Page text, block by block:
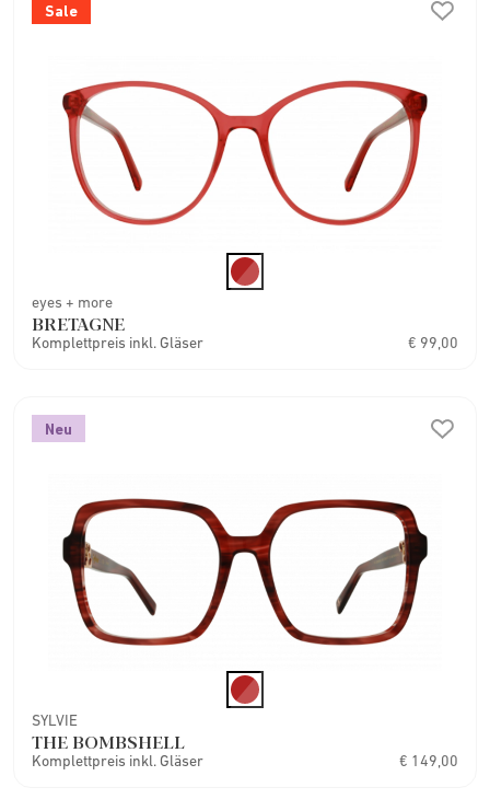
Sale
eyes + more
BRETAGNE
Komplettpreis inkl. Gläser € 99,00
Neu
SYLVIE
THE BOMBSHELL
Komplettpreis inkl. Gläser € 149,00